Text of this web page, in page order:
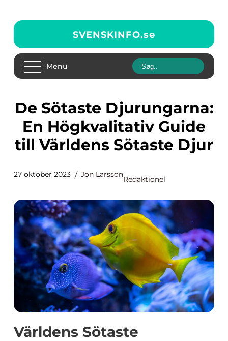
SVENSKINFO.se
Menu
De Sötaste Djurungarna:
En Högkvalitativ Guide
till Världens Sötaste Djur
27 oktober 2023 Jon Larsson
Redaktionel
Världens Sötaste